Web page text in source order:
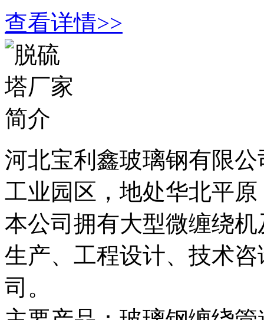
查看详情>>
河北宝利鑫玻璃钢有限
工业园区，地处华北平
本公司拥有大型微缠绕
生产、工程设计、技术
司。